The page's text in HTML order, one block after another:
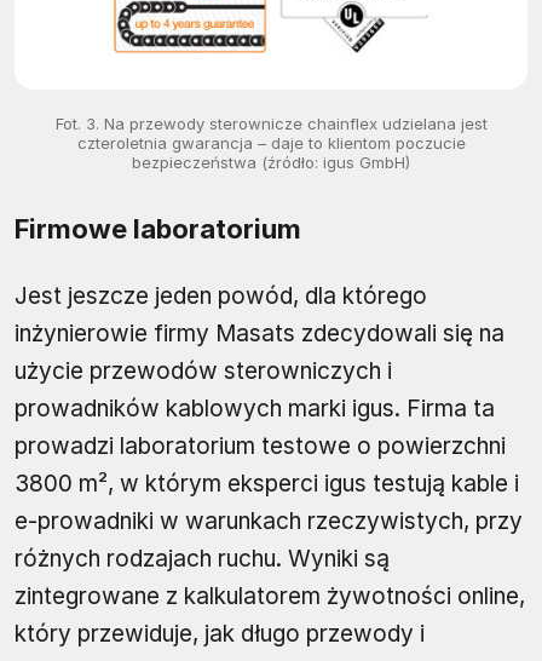
Fot. 3. Na przewody sterownicze chainflex udzielana jest
czteroletnia gwarancja – daje to klientom poczucie
bezpieczeństwa (źródło: igus GmbH)
Firmowe laboratorium
Jest jeszcze jeden powód, dla którego
inżynierowie firmy Masats zdecydowali się na
użycie przewodów sterowniczych i
prowadników kablowych marki igus. Firma ta
prowadzi laboratorium testowe o powierzchni
3800 m², w którym eksperci igus testują kable i
e-prowadniki w warunkach rzeczywistych, przy
różnych rodzajach ruchu. Wyniki są
zintegrowane z kalkulatorem żywotności online,
który przewiduje, jak długo przewody i